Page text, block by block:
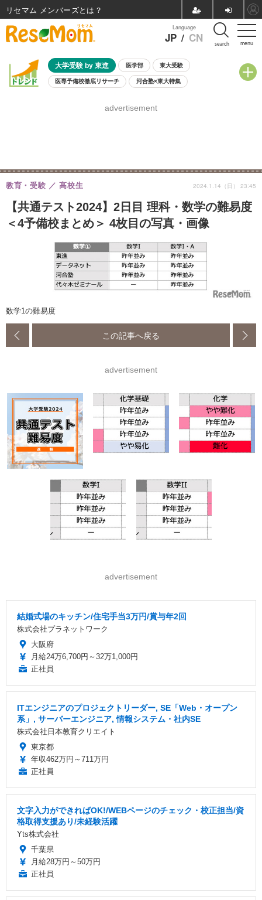
menu
Language
JP / CN search
大学受験 by 東進 医学部 東大受験
医専予備校徹底リサーチ 河合塾×東大特集
8月開催学校説明会・相談会
advertisement
【共通テスト2024】2日目 理科・数学の難易度
＜4予備校まとめ＞ 4枚目の写真・画像
教育・受験 高校生 2024.1.14（日） 23:45
数学1の難易度
この記事へ戻る
advertisement
advertisement
結婚式場のキッチン/住宅手当3万円/賞与年2回
株式会社プラネットワーク
大阪府
月給24万6,700円～32万1,000円
正社員
ITエンジニアのプロジェクトリーダー, SE「Web・オープン
系」, サーバーエンジニア, 情報システム・社内SE
株式会社日本教育クリエイト
東京都
年収462万円～711万円
正社員
文字入力ができればOK!/WEBページのチェック・校正担当/資
格取得支援あり/未経験活躍
Yts株式会社
千葉県
月給28万円～50万円
正社員
リセマム メンバーズ